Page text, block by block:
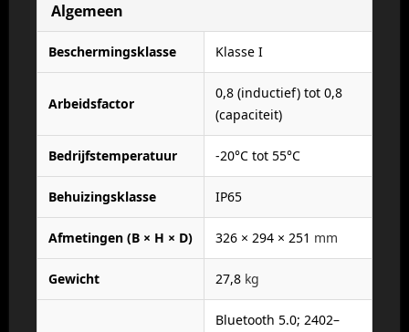
Algemeen
Beschermingsklasse Klasse I
Arbeidsfactor
0,8 (inductief) tot 0,8
(capaciteit)
Bedrijfstemperatuur -20°C tot 55°C
Behuizingsklasse IP65
Afmetingen (B × H × D) 326 × 294 × 251 mm
Gewicht 27,8 kg
Bluetooth 5.0; 2402–